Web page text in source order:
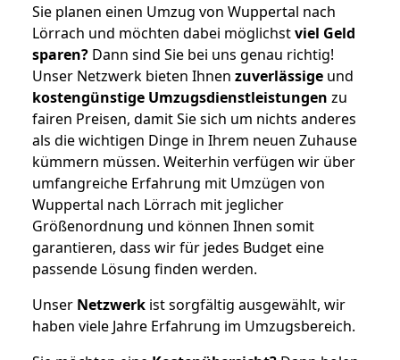
Sie planen einen Umzug von Wuppertal nach
Lörrach und möchten dabei möglichstviel Geld
sparen? Dann sind Sie bei uns genau richtig!
Unser Netzwerk bieten Ihnen zuverlässige und
kostengünstige Umzugsdienstleistungen zu
fairen Preisen, damit Sie sich um nichts anderes
als die wichtigen Dinge in Ihrem neuen Zuhause
kümmern müssen. Weiterhin verfügen wir über
umfangreiche Erfahrung mit Umzügen von
Wuppertal nach Lörrach mit jeglicher
Größenordnung und können Ihnen somit
garantieren, dass wir für jedes Budget eine
passende Lösung finden werden.
Unser Netzwerk ist sorgfältig ausgewählt, wir
haben viele Jahre Erfahrung im Umzugsbereich.